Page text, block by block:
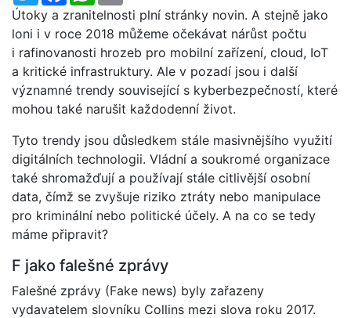
Útoky a zranitelnosti plní stránky novin. A stejně jako
loni i v roce 2018 můžeme očekávat nárůst počtu
i rafinovanosti hrozeb pro mobilní zařízení, cloud, IoT
a kritické infrastruktury. Ale v pozadí jsou i další
významné trendy související s kyberbezpečností, které
mohou také narušit každodenní život.
Tyto trendy jsou důsledkem stále masivnějšího využití
digitálních technologii. Vládní a soukromé organizace
také shromažďují a používají stále citlivější osobní
data, čímž se zvyšuje riziko ztráty nebo manipulace
pro kriminální nebo politické účely. A na co se tedy
máme připravit?
F jako falešné zprávy
Falešné zprávy (Fake news) byly zařazeny
vydavatelem slovníku Collins mezi slova roku 2017.